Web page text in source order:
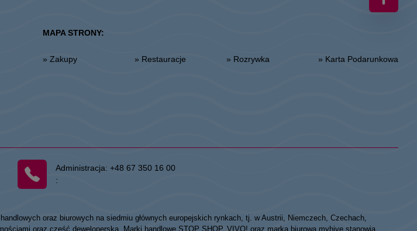
MAPA STRONY:
» Zakupy » Restauracje » Rozrywka » Karta Podarunkowa
Administracja: +48 67 350 16 00
:
oraz biurowych na siedmiu głównych europejskich rynkach, tj. w Austrii, Niemczech, Czechach,
oraz część deweloperską. Marki handlowe STOP SHOP, VIVO! oraz marka biurowa myhive stanowią